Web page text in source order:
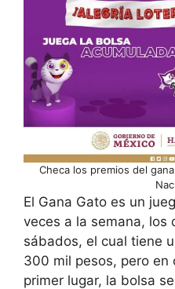
Checa los premios del
El Gana Gato es un
veces a la semana, los
sábados, el cual tiene
300 mil pesos, pero en
primer lugar, la bolsa